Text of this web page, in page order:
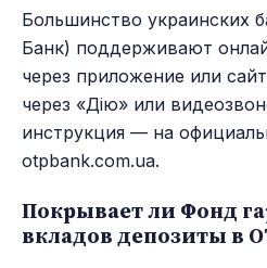
Большинство украинских
Банк) поддерживают
через приложение или
через «Дію» или
инструкция — на
otpbank.com.ua.
Покрывает ли Фонд
вкладов депозиты в